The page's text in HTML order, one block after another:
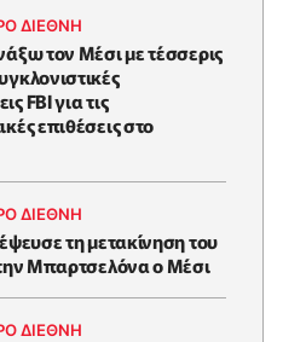
ΔΙΕΘΝΗ
τον Μέσι με τέσσερις
FBI για τις
επιθέσεις στο
ΔΙΕΘΝΗ
τη μετακίνηση του
Μπαρτσελόνα ο Μέσι
ΔΙΕΘΝΗ